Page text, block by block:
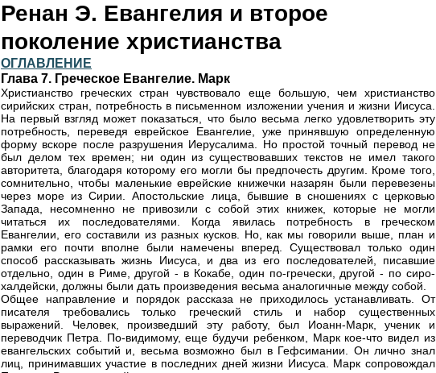
Ренан Э. Евангелия и второе
поколение христианства
ОГЛАВЛЕНИЕ
Глава 7. Греческое Евангелие. Марк
Христианство греческих стран чувствовало еще большую, чем христианство
сирийских стран, потребность в письменном изложении учения и жизни Иисуса.
На первый взгляд может показаться, что было весьма легко удовлетворить эту
потребность, переведя еврейское Евангелие, уже принявшую определенную
форму вскоре после разрушения Иерусалима. Но простой точный перевод не
был делом тех времен; ни один из существовавших текстов не имел такого
авторитета, благодаря которому его могли бы предпочесть другим. Кроме того,
сомнительно, чтобы маленькие еврейские книжечки назарян были перевезены
через море из Сирии. Апостольские лица, бывшие в сношениях с церковью
Запада, несомненно не привозили с собой этих книжек, которые не могли
читаться их последователями. Когда явилась потребность в греческом
Евангелии, его составили из разных кусков. Но, как мы говорили выше, план и
рамки его почти вполне были намечены вперед. Существовал только один
способ рассказывать жизнь Иисуса, и два из его последователей, писавшие
отдельно, один в Риме, другой - в Кокабе, один по-гречески, другой - по сиро-
халдейски, должны были дать произведения весьма аналогичные между собой.
Общее направление и порядок рассказа не приходилось устанавливать. От
писателя требовались только греческий стиль и набор существенных
выражений. Человек, произведший эту работу, был Иоанн-Марк, ученик и
переводчик Петра. По-видимому, еще будучи ребенком, Марк кое-что видел из
евангельских событий и, весьма возможно был в Гефсимании. Он лично знал
лиц, принимавших участие в последних дней жизни Иисуса. Марк сопровождал